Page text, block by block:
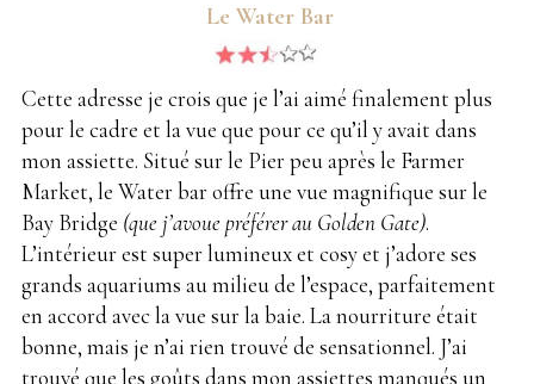
Le Water Bar
Cette adresse je crois que je l’ai aimé finalement plus
pour le cadre et la vue que pour ce qu’il y avait dans
mon assiette. Situé sur le Pier peu après le Farmer
Market, le Water bar offre une vue magnifique sur le
Bay Bridge (que j’avoue préférer au Golden Gate).
L’intérieur est super lumineux et cosy et j’adore ses
grands aquariums au milieu de l’espace, parfaitement
en accord avec la vue sur la baie. La nourriture était
bonne, mais je n’ai rien trouvé de sensationnel. J’ai
trouvé que les goûts dans mon assiettes manqués un